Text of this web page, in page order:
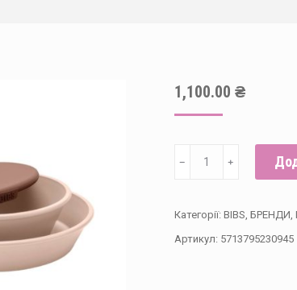
1,100.00 ₴
BIBS
Dinner
﹣ ﹢
Категорії: BIBS, БРЕНДИ,
Артикул: 5713795230945